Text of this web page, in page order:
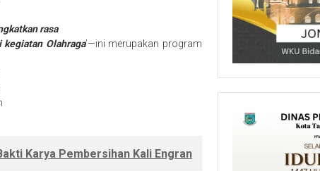
rasa
kegiatan Olahraga’—ini merupakan program
Karya Pembersihan Kali Engran